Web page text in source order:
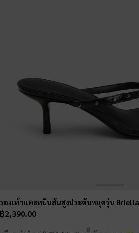
รองเท้าแตะหนีบส้นสูงประดับหมุดรุ่น Briella
฿2,390.00